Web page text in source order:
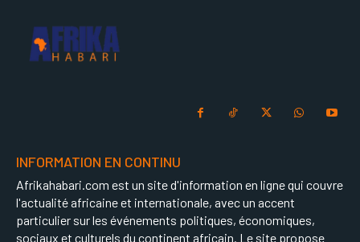
INFORMATION EN CONTINU
Afrikahabari.com est un site d'information en ligne qui couvre
l'actualité africaine et internationale, avec un accent
particulier sur les événements politiques, économiques,
sociaux et culturels du continent africain. Le site propose